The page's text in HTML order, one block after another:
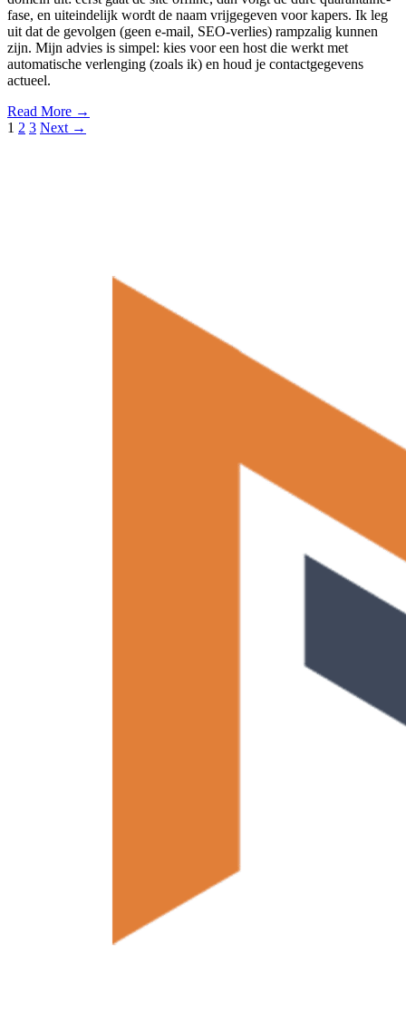
fase, en uiteindelijk wordt de naam vrijgegeven voor kapers. Ik leg
uit dat de gevolgen (geen e-mail, SEO-verlies) rampzalig kunnen
zijn. Mijn advies is simpel: kies voor een host die werkt met
automatische verlenging (zoals ik) en houd je contactgegevens
actueel.
Read More →
Berichten
1 2 3 Next →